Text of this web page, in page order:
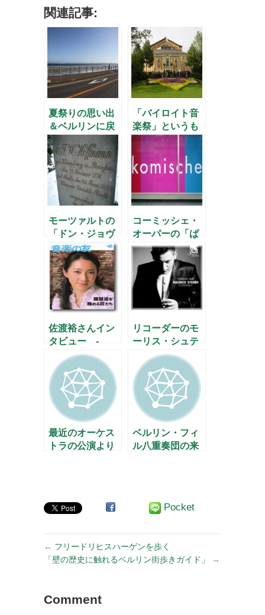
関連記事:
夏祭りの思い出
＆ベルリンに戻
りました
「バイロイト音
楽祭」というも
の
モーツァルトの
「ドン・ジョヴ
ァンニ」と
E.T.A.ホフマン
コーミッシェ・
オーパーの「ば
らの騎士」新演
出！
佐渡裕さんイン
タビュー -
「音楽の友」5
月号 –
リコーダーのモ
ーリス・シュテ
ーガーが初来日
公演
最近のオーケス
トラの公演より
ベルリン・フィ
ル八重奏団の来
Pocket
← フリードリヒスハーゲンを歩く
「壁の歴史に触れるベルリン街歩きガイド」
→
Comment